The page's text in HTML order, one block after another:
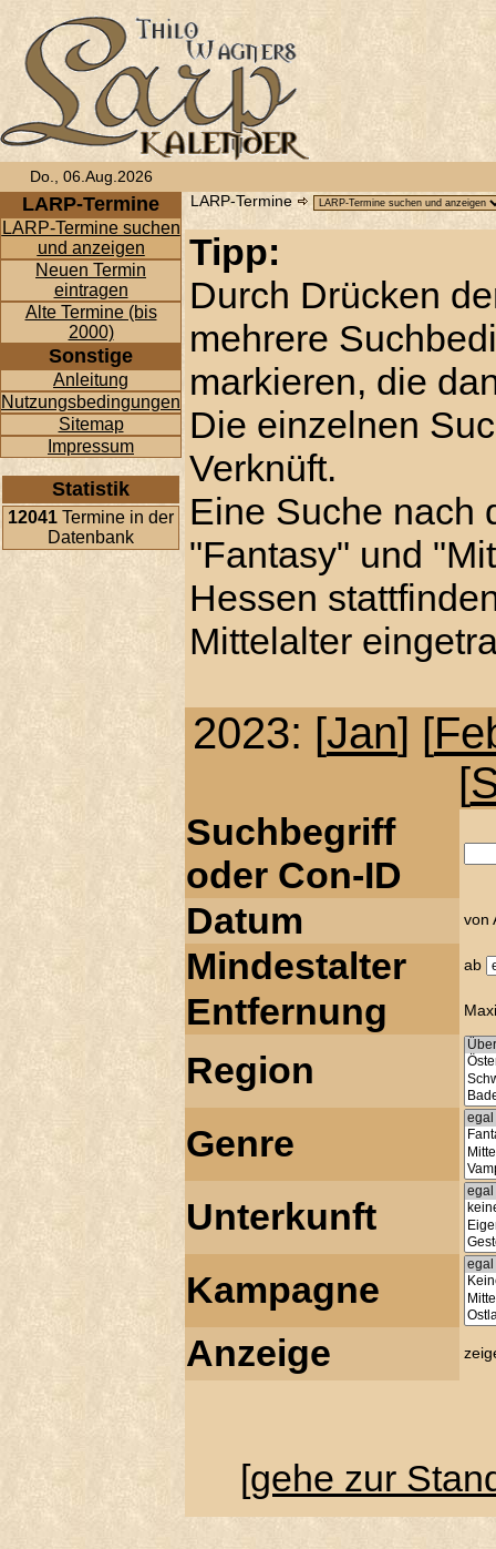
Do., 06.Aug.2026
LARP-Termine
LARP-Termine suchen
und anzeigen
Neuen Termin
eintragen
Alte Termine (bis
2000)
Sonstige
Anleitung
Nutzungsbedingungen
Sitemap
Impressum
Statistik
12041 Termine in der
Datenbank
LARP-Termine
Tipp:
Durch Drücken
mehrere
markieren, die
Die einzelnen
Verknüft.
Eine Suche nach
"Fantasy" und
Hessen
Mittelalter
2023: [Jan] [
[
Suchbegriff
oder Con-ID
Datum
von
Mindestalter ab
Entfernung
Region
Genre
Unterkunft
Kampagne
Anzeige
[gehe zur